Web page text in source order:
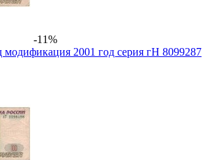
-11%
модификация 2001 год серия гН 8099287